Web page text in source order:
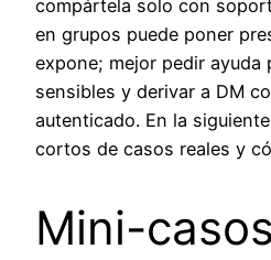
compártela solo con
en grupos puede poner
expone; mejor pedir ayuda
sensibles y derivar a DM
autenticado. En la
cortos de casos reales y
Mini-casos